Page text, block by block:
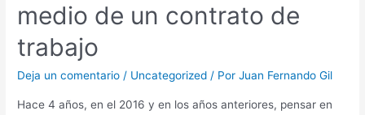
medio de un contrato de
trabajo
Deja un comentario / Uncategorized / PorJuan Fernando Gil
Hace 4 años, en el 2016 y en los años anteriores, pensar en